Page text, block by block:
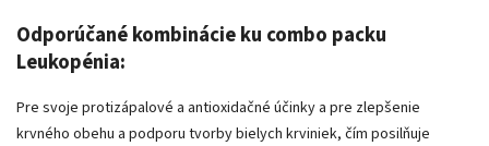
Odporúčané kombinácie ku combo packu
Leukopénia:
Pre svoje protizápalové a antioxidačné účinky a pre zlepšenie
krvného obehu a podporu tvorby bielych krviniek, čím posilňuje